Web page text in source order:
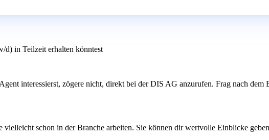
d) in Teilzeit erhalten könntest
interessierst, zögere nicht, direkt bei der DIS AG anzurufen. Frag nach dem
schon in der Branche arbeiten. Sie können dir wertvolle Einblicke